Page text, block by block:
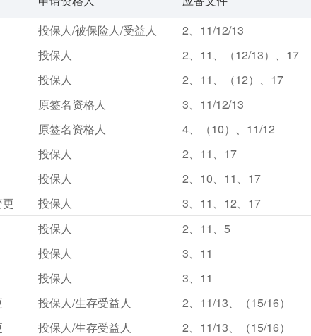
投保人/被保险人/受益人 2、11/12/13
投保人 2、11、（12/13）、17
投保人 2、11、（12）、17
原签名资格人 3、11/12/13
原签名资格人 4、（10）、11/12
投保人 2、11、17
投保人 2、10、11、17
投保人 3、11、12、17
投保人 2、11、5
投保人 3、11
投保人 3、11
投保人/生存受益人 2、11/13、（15/16）
投保人/生存受益人 2、11/13、（15/16）